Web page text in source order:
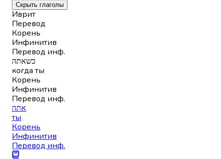
Скрыть глаголы
Иврит
Перевод
Корень
Инфинитив
Перевод инф.
כשאתה
когда ты
Корень
Инфинитив
Перевод инф.
אתה
ты
Корень
Инфинитив
Перевод инф.